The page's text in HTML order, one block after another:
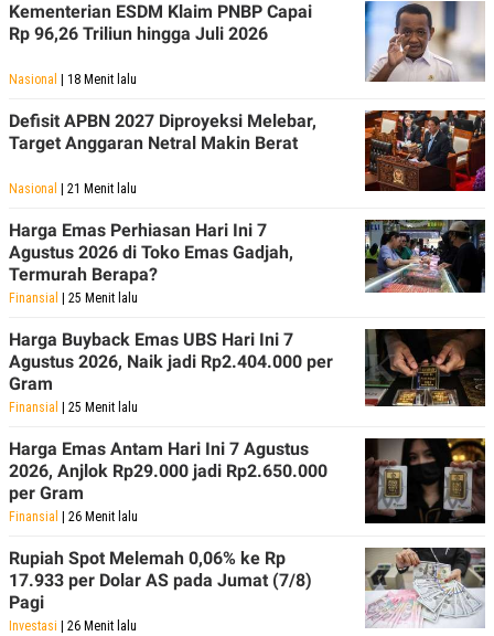
Kementerian ESDM Klaim PNBP Capai
Rp 96,26 Triliun hingga Juli 2026
Nasional | 18 Menit lalu
Defisit APBN 2027 Diproyeksi Melebar,
Target Anggaran Netral Makin Berat
Nasional | 21 Menit lalu
Harga Emas Perhiasan Hari Ini 7
Agustus 2026 di Toko Emas Gadjah,
Termurah Berapa?
Finansial | 25 Menit lalu
Harga Buyback Emas UBS Hari Ini 7
Agustus 2026, Naik jadi Rp2.404.000 per
Gram
Finansial | 25 Menit lalu
Harga Emas Antam Hari Ini 7 Agustus
2026, Anjlok Rp29.000 jadi Rp2.650.000
per Gram
Finansial | 26 Menit lalu
Rupiah Spot Melemah 0,06% ke Rp
17.933 per Dolar AS pada Jumat (7/8)
Pagi
Investasi | 26 Menit lalu